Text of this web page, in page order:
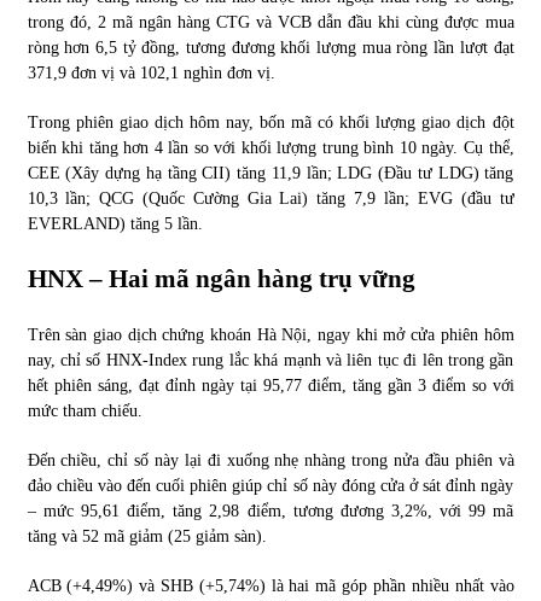
trong đó, 2 mã ngân hàng CTG và VCB dẫn đầu khi cùng được mua
ròng hơn 6,5 tỷ đồng, tương đương khối lượng mua ròng lần lượt đạt
371,9 đơn vị và 102,1 nghìn đơn vị.
Trong phiên giao dịch hôm nay, bốn mã có khối lượng giao dịch đột
biến khi tăng hơn 4 lần so với khối lượng trung bình 10 ngày. Cụ thể,
CEE (Xây dựng hạ tầng CII) tăng 11,9 lần; LDG (Đầu tư LDG) tăng
10,3 lần; QCG (Quốc Cường Gia Lai) tăng 7,9 lần; EVG (đầu tư
EVERLAND) tăng 5 lần.
HNX – Hai mã ngân hàng trụ vững
Trên sàn giao dịch chứng khoán Hà Nội, ngay khi mở cửa phiên hôm
nay, chỉ số HNX-Index rung lắc khá mạnh và liên tục đi lên trong gần
hết phiên sáng, đạt đỉnh ngày tại 95,77 điểm, tăng gần 3 điểm so với
mức tham chiếu.
Đến chiều, chỉ số này lại đi xuống nhẹ nhàng trong nửa đầu phiên và
đảo chiều vào đến cuối phiên giúp chỉ số này đóng cửa ở sát đỉnh ngày
– mức 95,61 điểm, tăng 2,98 điểm, tương đương 3,2%, với 99 mã
tăng và 52 mã giảm (25 giảm sàn).
ACB (+4,49%) và SHB (+5,74%) là hai mã góp phần nhiều nhất vào